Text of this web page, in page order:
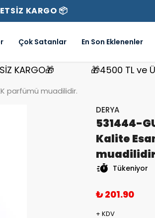
KARGO 📦
Çok Satanlar En Son Eklenenler
🎁4500 TL ve
parfümü muadilidir.
DERYA
531444-
Kalite
Tükeniyor
₺ 201.90
+ KDV